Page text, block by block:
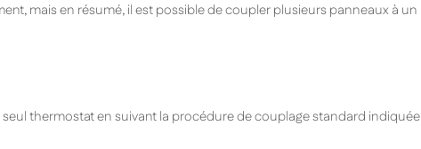
mais en résumé, il est possible de coupler plusieurs panneaux à un
thermostat en suivant la procédure de couplage standard indiquée